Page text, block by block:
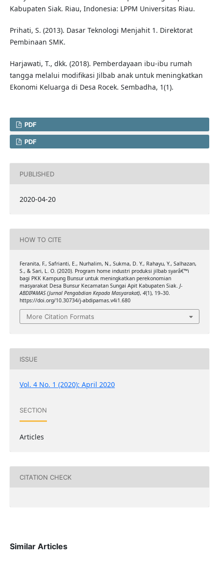
Kabupaten Siak. Riau, Indonesia: LPPM Universitas Riau.
Prihati, S. (2013). Dasar Teknologi Menjahit 1. Direktorat
Pembinaan SMK.
Harjawati, T., dkk. (2018). Pemberdayaan ibu-ibu rumah
tangga melalui modifikasi Jilbab anak untuk meningkatkan
Ekonomi Keluarga di Desa Rocek. Sembadha, 1(1).
PDF
PDF
PUBLISHED
2020-04-20
HOW TO CITE
Feranita, F., Safrianti, E., Nurhalim, N., Sukma, D. Y., Rahayu, Y., Salhazan,
S., & Sari, L. O. (2020). Program home industri produksi jilbab syarâ€™i
bagi PKK Kampung Bunsur untuk meningkatkan perekonomian
masyarakat Desa Bunsur Kecamatan Sungai Apit Kabupaten Siak. J-
ABDIPAMAS (Jurnal Pengabdian Kepada Masyarakat), 4(1), 19–30.
https://doi.org/10.30734/j-abdipamas.v4i1.680
More Citation Formats
ISSUE
Vol. 4 No. 1 (2020): April 2020
SECTION
Articles
CITATION CHECK
Similar Articles